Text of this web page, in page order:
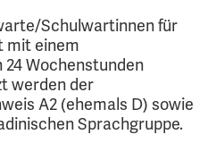
Schulwartinnen für
mit einem
Wochenstunden
werden der
A2 (ehemals D) sowie
Sprachgruppe.